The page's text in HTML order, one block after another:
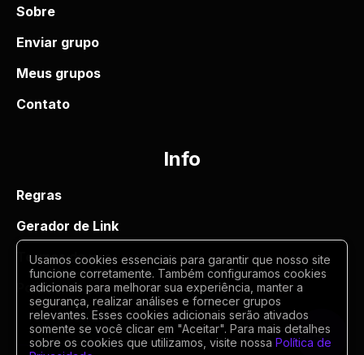
Sobre
Enviar grupo
Meus grupos
Contato
Info
Regras
Gerador de Link
Termos de uso
Politica de privacidade
Usamos cookies essenciais para garantir que nosso site
funcione corretamente. Também configuramos cookies
adicionais para melhorar sua experiência, manter a
segurança, realizar análises e fornecer grupos
relevantes. Esses cookies adicionais serão ativados
somente se você clicar em "Aceitar". Para mais detalhes
sobre os cookies que utilizamos, visite nossa Política de